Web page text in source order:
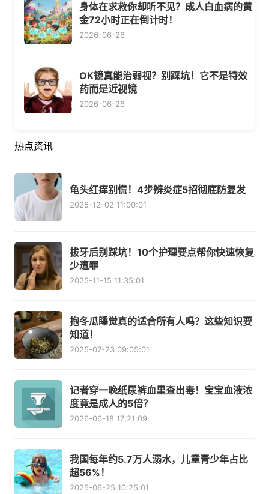
身体在求救你却听不见？成人白血病的黄
金72小时正在倒计时！
2026-06-28
OK镜真能治弱视？别踩坑！它不是特效
药而是近视镜
2026-06-28
热点资讯
龟头红痒别慌！4步辨炎症5招彻底防复发
2025-12-02 11:00:01
拔牙后别踩坑！10个护理要点帮你快速恢复
少遭罪
2025-11-15 11:35:01
抱冬瓜睡觉真的适合所有人吗？这些知识要
知道！
2025-07-23 09:05:01
记者穿一晚纸尿裤血里查出毒！宝宝血液浓
度竟是成人的5倍？
2026-06-18 17:21:09
我国每年约5.7万人溺水，儿童青少年占比
超56%！
2025-06-25 10:25:01